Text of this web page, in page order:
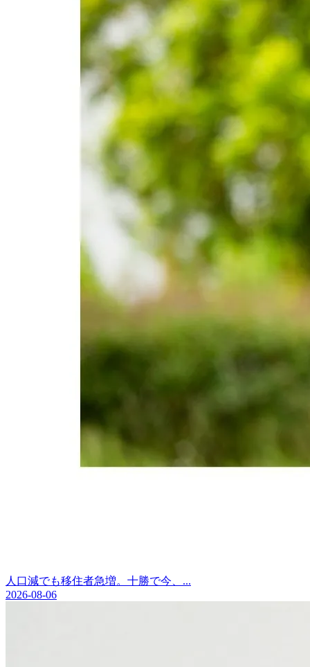
人口減でも移住者急増。十勝で今、...
2026-08-06